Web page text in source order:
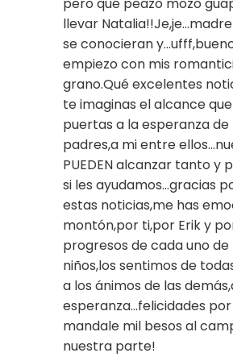
pero qué peazo mozo
llevar
se conocieran
empiezo con mis
grano.Qué excelentes
te imaginas el alcance
puertas a la esperanza de
padres,a mi entre
PUEDEN alcanzar tanto y
si les ayudamos…gracias
estas noticias,me has
montón,por ti,por Erik y
progresos de cada uno de
niños,los sentimos de
a los ánimos de las
esperanza…felicidades por
mandale mil besos al
nuestra parte!